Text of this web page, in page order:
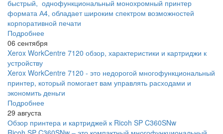
быстрый, однофункциональный монохромный принтер
формата А4, обладает широким спектром возможностей
корпоративной печати
Подробнее
06 сентября
Xerox WorkCentre 7120 обзор, характеристики и картриджи к
устройству
Xerox WorkCentre 7120 - это недорогой многофункциональный
принтер, который помогает вам управлять расходами и
экономить деньги
Подробнее
29 августа
Обзор принтера и картриджей к Ricoh SP C360SNw